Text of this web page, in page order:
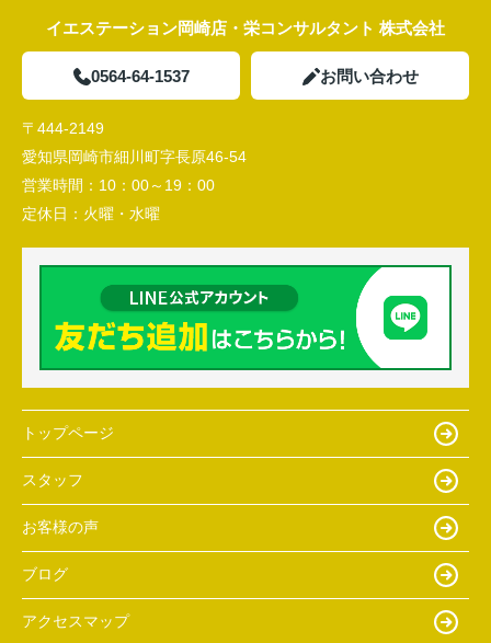
イエステーション岡崎店・栄コンサルタント 株式会社
0564-64-1537 お問い合わせ
〒444-2149
愛知県岡崎市細川町字長原46-54
営業時間： 10：00～19：00
定休日： 火曜・水曜
トップページ
スタッフ
お客様の声
ブログ
アクセスマップ